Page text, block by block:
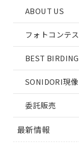
ABOUT US
フォトコンテ
BEST
SONIDORI現
委託販売
最新情報